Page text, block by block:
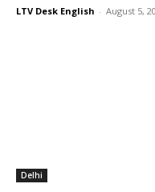
LTV Desk English - August 5,
Delhi